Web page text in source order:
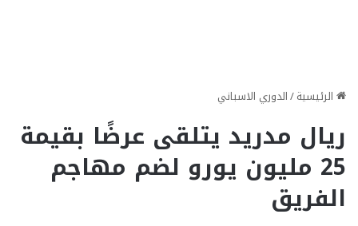
الرئيسية/الدوري الاسباني
ريال مدريد يتلقى عرضًا بقيمة
25 مليون يورو لضم مهاجم
الفريق